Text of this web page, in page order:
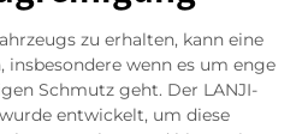
zu erhalten, kann eine
wenn es um enge
Schmutz geht. Der LANJI-
entwickelt, um diese